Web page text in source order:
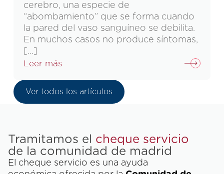
cerebro, una especie de
“abombamiento” que se forma cuando
la pared del vaso sanguíneo se debilita.
En muchos casos no produce síntomas,
[…]
Leer más
Ver todos los artículos
Tramitamos el cheque servicio
de la comunidad de madrid
El cheque servicio es una ayuda